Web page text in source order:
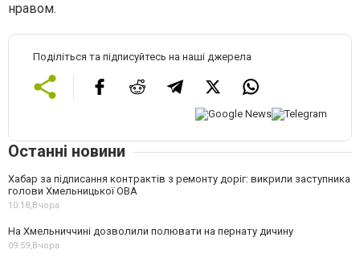
нравом.
Поділіться та підписуйтесь на наші джерела
Останні новини
Хабар за підписання контрактів з ремонту доріг: викрили заступника
голови Хмельницької ОВА
10:18,Вчора
На Хмельниччині дозволили полювати на пернату дичину
09:59,Вчора